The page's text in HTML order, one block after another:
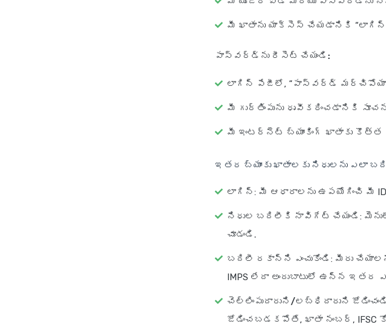
మీ ఖాతాను యాక్సెస్ చేయడానికి
పాస్‌వర్డ్‌ను రీసెట్ చేయండి:
లాగిన్ పేజీలో, “పాస్‌వర్డ్
మీ గుర్తింపును ధృవీకరించడానికి
మీ ఇంటర్నెట్ బ్యాంకింగ్ ఖాతాకు
ఇతర బ్యాంకు ఖాతాలకు నిధులను ఎలా
లాగిన్: మీ ఆధారాలను ఉపయోగించి మీ
నిధుల బదిలీకి నావిగేట్ చేయండి:
చూడండి.
బదిలీ రకాన్ని ఎంచుకోండి: మీరు
IMPS లేదా అందుబాటులో ఉన్న ఇతర
చెల్లింపుదారుని/లబ్ధిదారుని జోడించండి
జోడించబడకపోతే, ఖాతా నంబర్,